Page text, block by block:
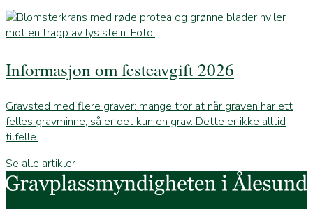
Informasjon om festeavgift 2026
Gravsted med flere graver: mange tror at når graven har ett
felles gravminne, så er det kun en grav. Dette er ikke alltid
tilfelle.
Se alle artikler